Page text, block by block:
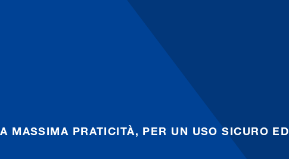
MASSIMA PRATICITÀ, PER UN USO SICURO ED